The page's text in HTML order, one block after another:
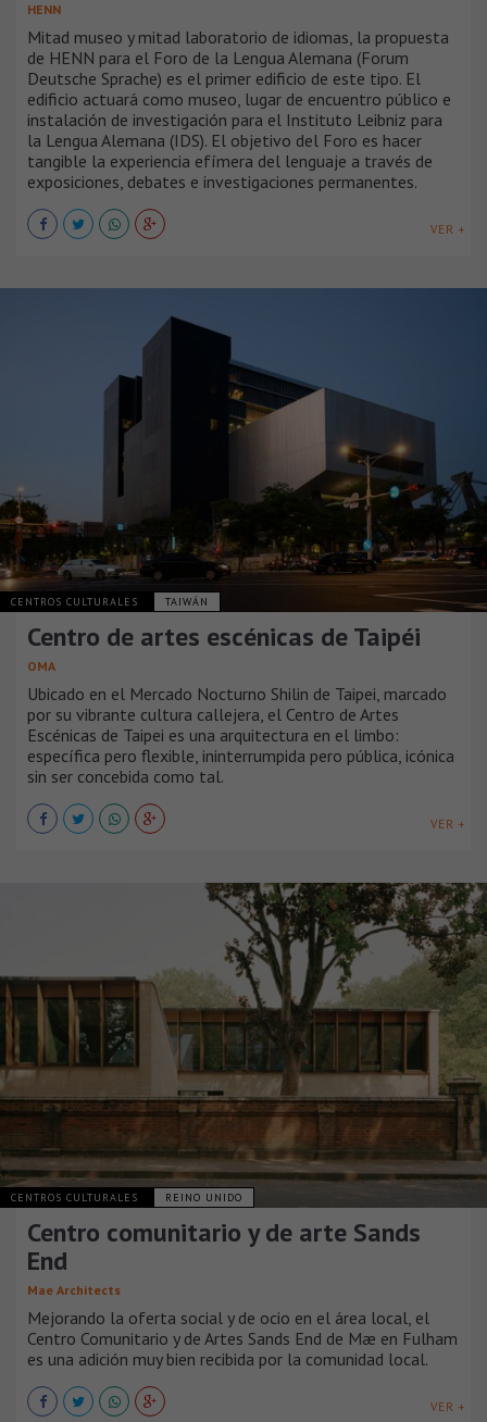
HENN
Mitad museo y mitad laboratorio de idiomas, la propuesta
de HENN para el Foro de la Lengua Alemana (Forum
Deutsche Sprache) es el primer edificio de este tipo. El
edificio actuará como museo, lugar de encuentro público e
instalación de investigación para el Instituto Leibniz para
la Lengua Alemana (IDS). El objetivo del Foro es hacer
tangible la experiencia efímera del lenguaje a través de
exposiciones, debates e investigaciones permanentes.
VER +
CENTROS CULTURALES TAIWÁN
Centro de artes escénicas de Taipéi
OMA
Ubicado en el Mercado Nocturno Shilin de Taipei, marcado
por su vibrante cultura callejera, el Centro de Artes
Escénicas de Taipei es una arquitectura en el limbo:
específica pero flexible, ininterrumpida pero pública, icónica
sin ser concebida como tal.
VER +
CENTROS CULTURALES REINO UNIDO
Centro comunitario y de arte Sands
End
Mae Architects
Mejorando la oferta social y de ocio en el área local, el
Centro Comunitario y de Artes Sands End de Mæ en Fulham
es una adición muy bien recibida por la comunidad local.
VER +